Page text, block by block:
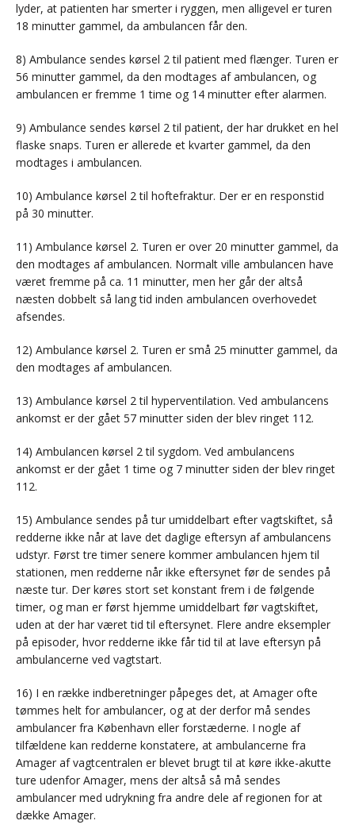
lyder, at patienten har smerter i ryggen, men alligevel er turen
18 minutter gammel, da ambulancen får den.
8) Ambulance sendes kørsel 2 til patient med flænger. Turen er
56 minutter gammel, da den modtages af ambulancen, og
ambulancen er fremme 1 time og 14 minutter efter alarmen.
9) Ambulance sendes kørsel 2 til patient, der har drukket en hel
flaske snaps. Turen er allerede et kvarter gammel, da den
modtages i ambulancen.
10) Ambulance kørsel 2 til hoftefraktur. Der er en responstid
på 30 minutter.
11) Ambulance kørsel 2. Turen er over 20 minutter gammel, da
den modtages af ambulancen. Normalt ville ambulancen have
været fremme på ca. 11 minutter, men her går der altså
næsten dobbelt så lang tid inden ambulancen overhovedet
afsendes.
12) Ambulance kørsel 2. Turen er små 25 minutter gammel, da
den modtages af ambulancen.
13) Ambulance kørsel 2 til hyperventilation. Ved ambulancens
ankomst er der gået 57 minutter siden der blev ringet 112.
14) Ambulancen kørsel 2 til sygdom. Ved ambulancens
ankomst er der gået 1 time og 7 minutter siden der blev ringet
112.
15) Ambulance sendes på tur umiddelbart efter vagtskiftet, så
redderne ikke når at lave det daglige eftersyn af ambulancens
udstyr. Først tre timer senere kommer ambulancen hjem til
stationen, men redderne når ikke eftersynet før de sendes på
næste tur. Der køres stort set konstant frem i de følgende
timer, og man er først hjemme umiddelbart før vagtskiftet,
uden at der har været tid til eftersynet. Flere andre eksempler
på episoder, hvor redderne ikke får tid til at lave eftersyn på
ambulancerne ved vagtstart.
16) I en række indberetninger påpeges det, at Amager ofte
tømmes helt for ambulancer, og at der derfor må sendes
ambulancer fra København eller forstæderne. I nogle af
tilfældene kan redderne konstatere, at ambulancerne fra
Amager af vagtcentralen er blevet brugt til at køre ikke-akutte
ture udenfor Amager, mens der altså så må sendes
ambulancer med udrykning fra andre dele af regionen for at
dække Amager.